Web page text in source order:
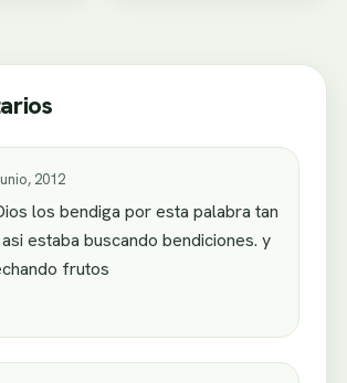
2012
los bendiga por esta palabra tan
estaba buscando bendiciones. y
frutos